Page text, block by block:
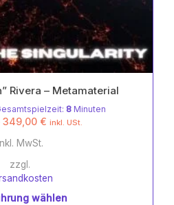
Rivera – Metamaterial
8Minuten
349,00 € inkl. USt.
MwSt.
zzgl.
wählen